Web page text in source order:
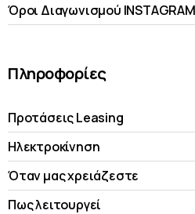
Όροι Διαγωνισμού INSTAGRAM
Πληροφορίες
Προτάσεις Leasing
Ηλεκτροκίνηση
Όταν μας χρειάζεστε
Πως λειτουργεί